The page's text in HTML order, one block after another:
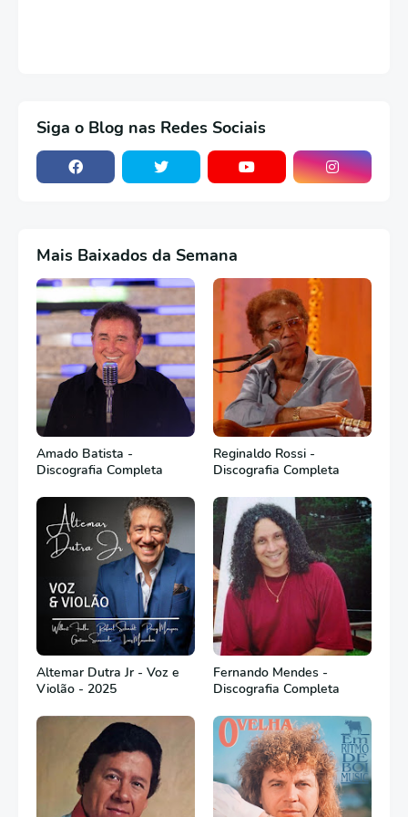
Siga o Blog nas Redes Sociais
Mais Baixados da Semana
Amado Batista -
Discografia Completa
Reginaldo Rossi -
Discografia Completa
Altemar Dutra Jr - Voz e
Violão - 2025
Fernando Mendes -
Discografia Completa